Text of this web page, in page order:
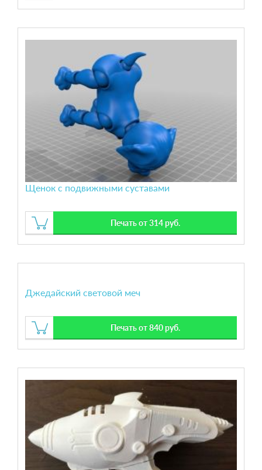
Щенок с подвижными суставами
Печать от 314 руб.
Джедайский световой меч
Печать от 840 руб.